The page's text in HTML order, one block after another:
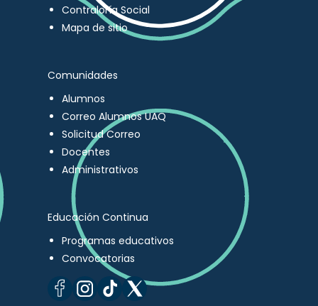
Contraloría Social
Mapa de sitio
Comunidades
Alumnos
Correo Alumnos UAQ
Solicitud Correo
Docentes
Administrativos
Educación Continua
Programas educativos
Convocatorias